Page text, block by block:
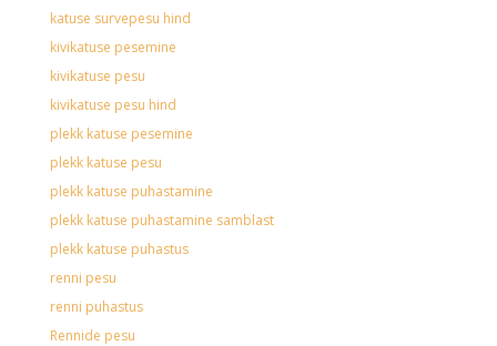
katuse survepesu hind
kivikatuse pesemine
kivikatuse pesu
kivikatuse pesu hind
plekk katuse pesemine
plekk katuse pesu
plekk katuse puhastamine
plekk katuse puhastamine samblast
plekk katuse puhastus
renni pesu
renni puhastus
Rennide pesu